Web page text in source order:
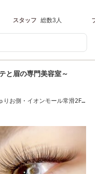
スタッフ 総数3人
と眉の専門美容室～
りお側・イオンモール常滑2F